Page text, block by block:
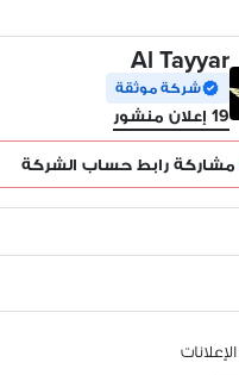
Al Tayyar
شركة موثقة
19 إعلان منشور
مشاركة رابط حساب الشركة